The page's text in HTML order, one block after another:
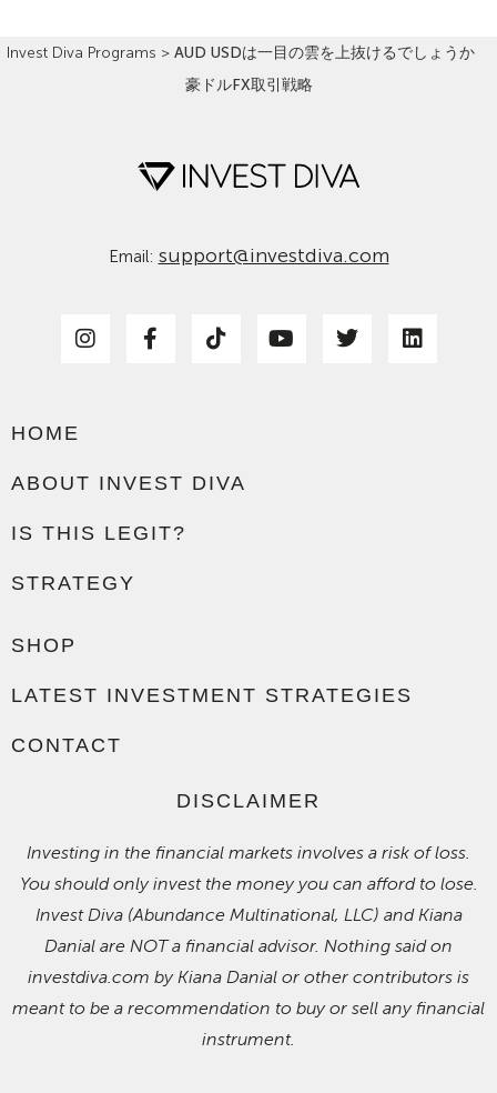
Invest Diva Programs > AUD USDは一目の雲を上抜けるでしょうか
豪ドルFX取引戦略
Email: support@investdiva.com
HOME
ABOUT INVEST DIVA
IS THIS LEGIT?
STRATEGY
SHOP
LATEST INVESTMENT STRATEGIES
CONTACT
DISCLAIMER
Investing in the financial markets involves a risk of loss.
You should only invest the money you can afford to lose.
Invest Diva (Abundance Multinational, LLC) and Kiana
Danial are NOT a financial advisor. Nothing said on
investdiva.com by Kiana Danial or other contributors is
meant to be a recommendation to buy or sell any financial
instrument.